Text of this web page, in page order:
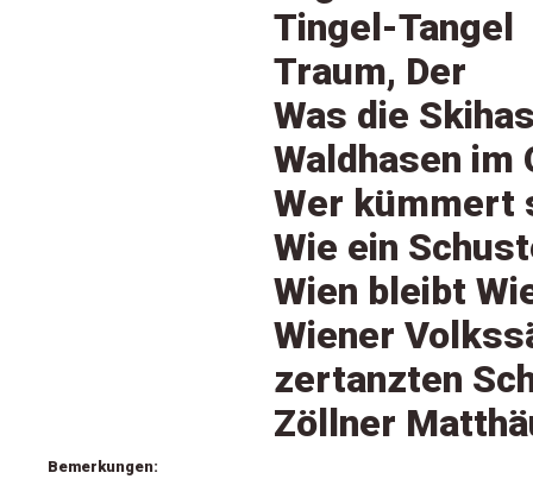
Tingel-Tangel
Traum, Der
Was die
Waldhasen im
Wer kümmert
Wie ein
Wien bleibt
Wiener
zertanzten
Zöllner
Bemerkungen: